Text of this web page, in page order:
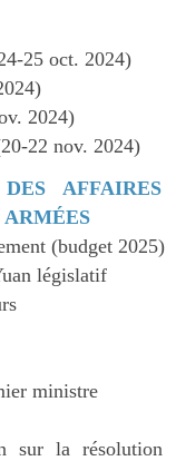
25 oct. 2024)
2024)
22 nov. 2024)
ARMÉES
(budget 2025)
législatif
ministre
sur la résolution